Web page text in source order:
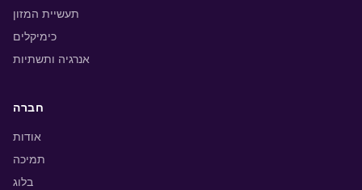
תעשיית המזון
כימיקלים
אנרגיה ותשתיות
חברה
אודות
תמיכה
בלוג